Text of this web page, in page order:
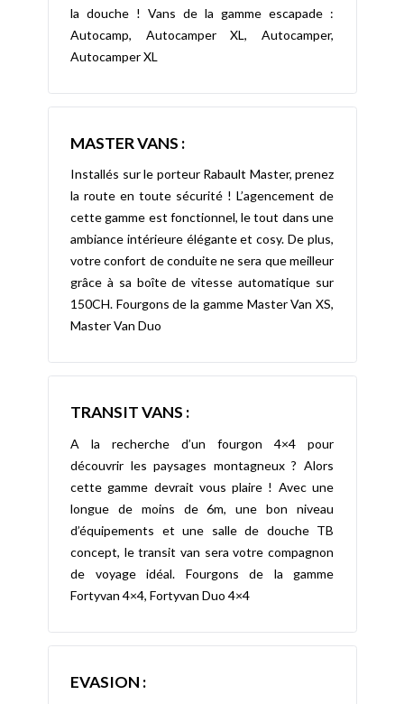
la douche ! Vans de la gamme escapade :
Autocamp, Autocamper XL, Autocamper,
Autocamper XL
MASTER VANS :
Installés sur le porteur Rabault Master, prenez
la route en toute sécurité ! L’agencement de
cette gamme est fonctionnel, le tout dans une
ambiance intérieure élégante et cosy. De plus,
votre confort de conduite ne sera que meilleur
grâce à sa boîte de vitesse automatique sur
150CH. Fourgons de la gamme Master Van XS,
Master Van Duo
TRANSIT VANS :
A la recherche d’un fourgon 4×4 pour
découvrir les paysages montagneux ? Alors
cette gamme devrait vous plaire ! Avec une
longue de moins de 6m, une bon niveau
d’équipements et une salle de douche TB
concept, le transit van sera votre compagnon
de voyage idéal. Fourgons de la gamme
Fortyvan 4×4, Fortyvan Duo 4×4
EVASION :